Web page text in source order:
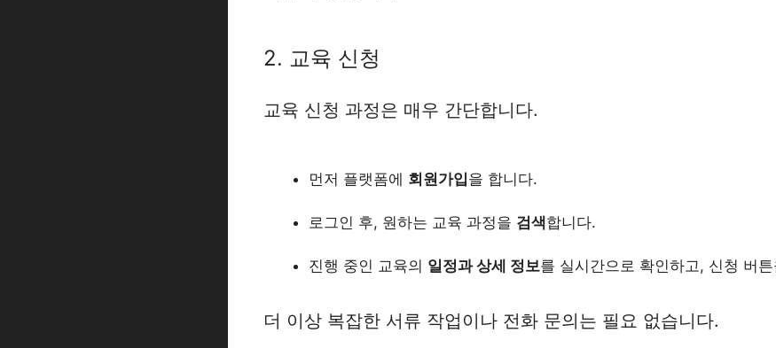
2. 교육 신청
교육 신청 과정은 매우 간단합니다.
먼저 플랫폼에 회원가입을 합니다.
로그인 후, 원하는 교육 과정을 검색합니다.
진행 중인 교육의 일정과 상세 정보를 실시간으로 확인하고, 신청 버
더 이상 복잡한 서류 작업이나 전화 문의는 필요 없습니다.